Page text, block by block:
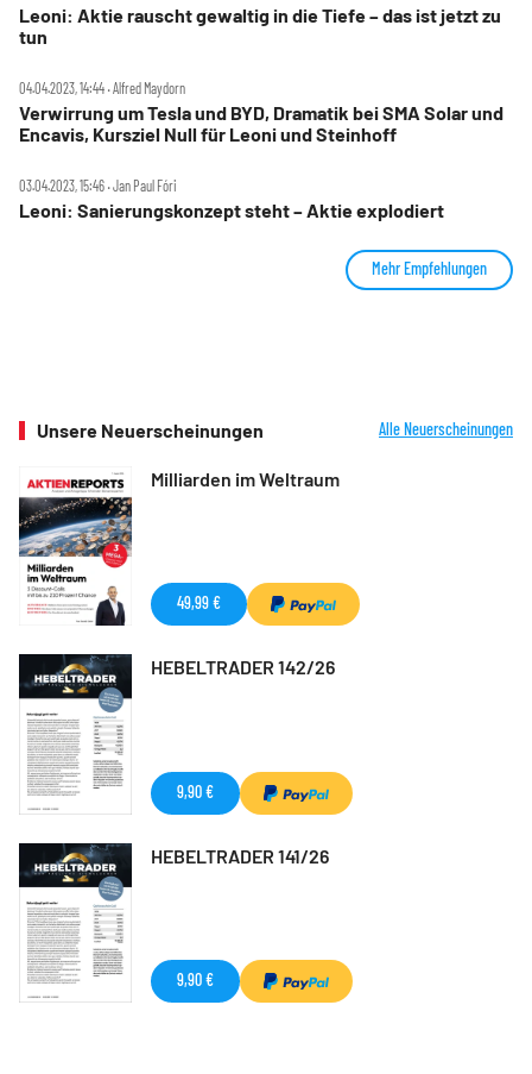
Leoni: Aktie rauscht gewaltig in die Tiefe – das ist jetzt zu
tun
04.04.2023, 14:44 ‧ Alfred Maydorn
Verwirrung um Tesla und BYD, Dramatik bei SMA Solar und
Encavis, Kursziel Null für Leoni und Steinhoff
03.04.2023, 15:46 ‧ Jan Paul Fóri
Leoni: Sanierungskonzept steht – Aktie explodiert
Mehr Empfehlungen
Unsere Neuerscheinungen Alle Neuerscheinungen
Milliarden im Weltraum
49,99 €
HEBELTRADER 142/26
9,90 €
HEBELTRADER 141/26
9,90 €